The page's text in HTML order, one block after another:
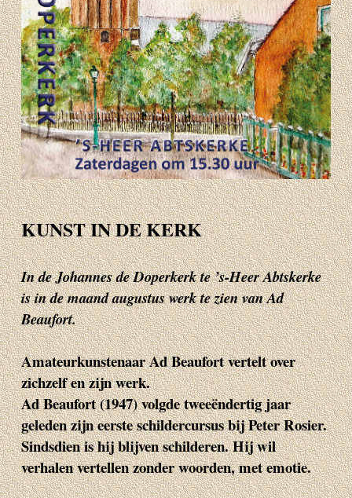
KUNST IN DE KERK
In de Johannes de Doperkerk te ’s-Heer Abtskerke
is in de maand augustus werk te zien van Ad
Beaufort.
Amateurkunstenaar Ad Beaufort vertelt over
zichzelf en zijn werk.
Ad Beaufort (1947) volgde tweeëndertig jaar
geleden zijn eerste schildercursus bij Peter Rosier.
Sindsdien is hij blijven schilderen. Hij wil
verhalen vertellen zonder woorden, met emotie.